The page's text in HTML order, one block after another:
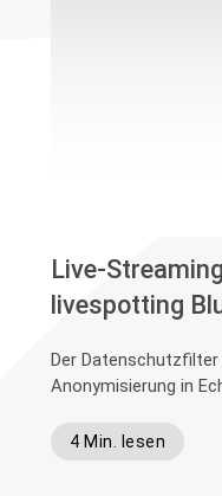
Live-
livespotting
Der
Anonymisierung in
4 Min. lesen